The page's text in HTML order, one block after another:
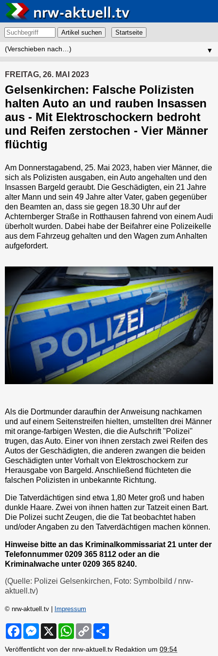
Artikel suchen
▼
FREITAG, 26. MAI 2023
Gelsenkirchen: Falsche Polizisten
halten Auto an und rauben Insassen
aus - Mit Elektroschockern bedroht
und Reifen zerstochen - Vier Männer
flüchtig
Am Donnerstagabend, 25. Mai 2023, haben vier Männer, die
sich als Polizisten ausgaben, ein Auto angehalten und den
Insassen Bargeld geraubt. Die Geschädigten, ein 21 Jahre
alter Mann und sein 49 Jahre alter Vater, gaben gegenüber
den Beamten an, dass sie gegen 18.30 Uhr auf der
Achternberger Straße in Rotthausen fahrend von einem Audi
überholt wurden. Dabei habe der Beifahrer eine Polizeikelle
aus dem Fahrzeug gehalten und den Wagen zum Anhalten
aufgefordert.
Als die Dortmunder daraufhin der Anweisung nachkamen
und auf einem Seitenstreifen hielten, umstellten drei Männer
mit orange-farbigen Westen, die die Aufschrift "Polizei"
trugen, das Auto. Einer von ihnen zerstach zwei Reifen des
Autos der Geschädigten, die anderen zwangen die beiden
Geschädigten unter Vorhalt von Elektroschockern zur
Herausgabe von Bargeld. Anschließend flüchteten die
falschen Polizisten in unbekannte Richtung.
Die Tatverdächtigen sind etwa 1,80 Meter groß und haben
dunkle Haare. Zwei von ihnen hatten zur Tatzeit einen Bart.
Die Polizei sucht Zeugen, die die Tat beobachtet haben
und/oder Angaben zu den Tatverdächtigen machen können.
Hinweise bitte an das Kriminalkommissariat 21 unter der
Telefonnummer 0209 365 8112 oder an die
Kriminalwache unter 0209 365 8240.
(Quelle: Polizei Gelsenkirchen, Foto: Symbolbild / nrw-
aktuell.tv)
© nrw-aktuell.tv | Impressum
F
e
M
s
X
W
t
C
y
r
Veröffentlicht von der nrw-aktuell.tv Redaktion um 09:54